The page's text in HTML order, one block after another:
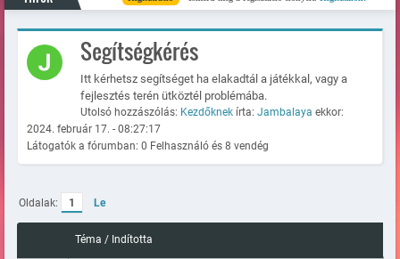
Segítségkérés
Itt kérhetsz segítséget ha elakadtál a játékkal, vagy a
fejlesztés terén ütköztél problémába.
Utolsó hozzászólás: Kezdőknek írta: Jambalaya ekkor:
2024. február 17. - 08:27:17
Látogatók a fórumban: 0 Felhasználó és 8 vendég
Oldalak: 1 Le
Téma / Indította